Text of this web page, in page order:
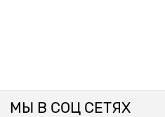
МЫ В СОЦ СЕТЯХ